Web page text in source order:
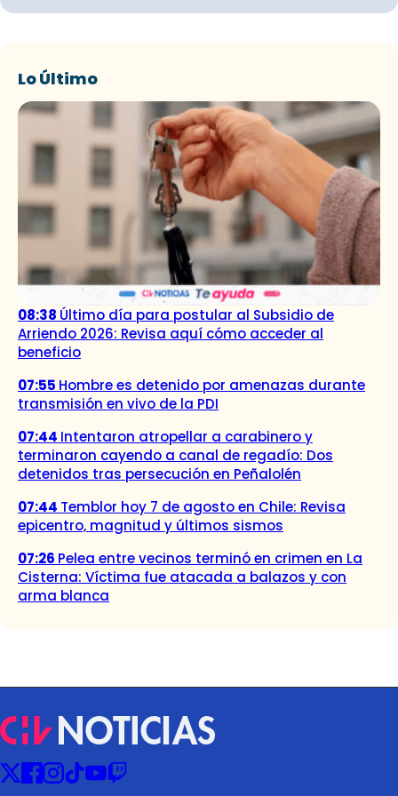
Lo Último
08:38 Último día para postular al Subsidio de
Arriendo 2026: Revisa aquí cómo acceder al
beneficio
07:55 Hombre es detenido por amenazas durante
transmisión en vivo de la PDI
07:44 Intentaron atropellar a carabinero y
terminaron cayendo a canal de regadío: Dos
detenidos tras persecución en Peñalolén
07:44 Temblor hoy 7 de agosto en Chile: Revisa
epicentro, magnitud y últimos sismos
07:26 Pelea entre vecinos terminó en crimen en La
Cisterna: Víctima fue atacada a balazos y con
arma blanca